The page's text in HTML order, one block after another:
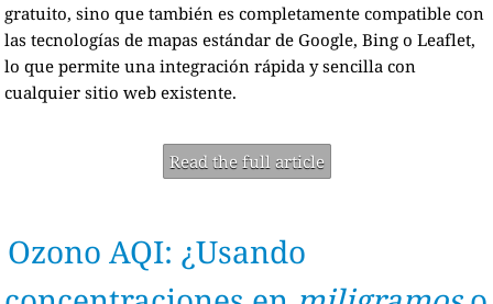
gratuito, sino que también es completamente compatible con
las tecnologías de mapas estándar de Google, Bing o Leaflet,
lo que permite una integración rápida y sencilla con
cualquier sitio web existente.
Read the full article
Ozono AQI: ¿Usando